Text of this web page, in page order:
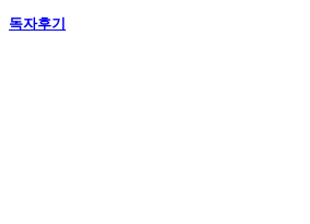
독자후기